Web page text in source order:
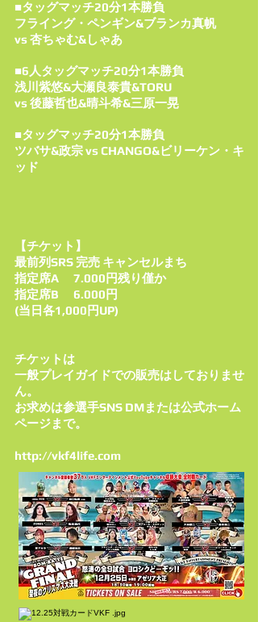
■タッグマッチ20分1本勝負
フライング・ペンギン&ブランカ真帆
vs 杏ちゃむ&しゃあ
■6人タッグマッチ20分1本勝負
浅川紫悠&大瀬良泰貴&TORU
vs 後藤哲也&晴斗希&三原一晃
■タッグマッチ20分1本勝負
ツバサ&政宗 vs CHANGO&ビリーケン・キ
ッド
【チケット】
最前列SRS 完売 キャンセルまち
指定席A 7.000円残り僅か
指定席B 6.000円
​​(当日各1,000円UP)
チケットは
一般プレイガイドでの販売はしておりませ
ん。
お求めは参選手SNS DMまたは公式ホーム
ページまで。
http://vkf4life.com